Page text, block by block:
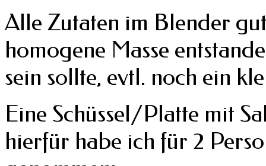
Alle Zutaten im Blender
homogene Masse
sein sollte, evtl. noch ein
Eine Schüssel/Platte mit
hierfür habe ich für 2